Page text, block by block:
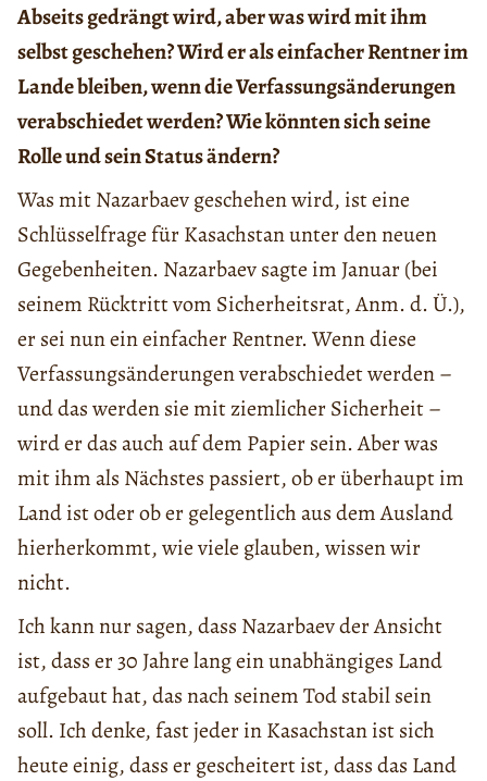
Abseits gedrängt wird, aber was wird mit ihm
selbst geschehen? Wird er als einfacher Rentner im
Lande bleiben, wenn die Verfassungsänderungen
verabschiedet werden? Wie könnten sich seine
Rolle und sein Status ändern?
Was mit Nazarbaev geschehen wird, ist eine
Schlüsselfrage für Kasachstan unter den neuen
Gegebenheiten. Nazarbaev sagte im Januar (bei
seinem Rücktritt vom Sicherheitsrat, Anm. d. Ü.),
er sei nun ein einfacher Rentner. Wenn diese
Verfassungsänderungen verabschiedet werden –
und das werden sie mit ziemlicher Sicherheit –
wird er das auch auf dem Papier sein. Aber was
mit ihm als Nächstes passiert, ob er überhaupt im
Land ist oder ob er gelegentlich aus dem Ausland
hierherkommt, wie viele glauben, wissen wir
nicht.
Ich kann nur sagen, dass Nazarbaev der Ansicht
ist, dass er 30 Jahre lang ein unabhängiges Land
aufgebaut hat, das nach seinem Tod stabil sein
soll. Ich denke, fast jeder in Kasachstan ist sich
heute einig, dass er gescheitert ist, dass das Land